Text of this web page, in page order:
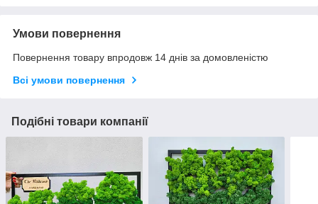
Умови повернення
Повернення товару впродовж 14 днів за домовленістю
Всі умови повернення
Подібні товари компанії